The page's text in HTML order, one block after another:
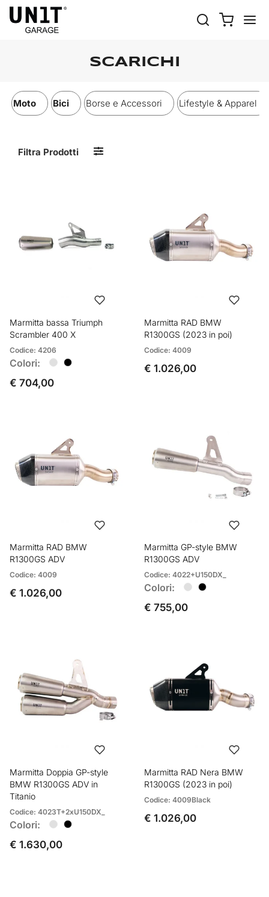
SCARICHI
Moto Bici Borse e Accessori Lifestyle & Apparel
Filtra Prodotti
Marmitta bassa Triumph
Scrambler 400 X
Codice: 4206
Colori:
€ 704,00
Marmitta RAD BMW
R1300GS (2023 in poi)
Codice: 4009
€ 1.026,00
Marmitta RAD BMW
R1300GS ADV
Codice: 4009
€ 1.026,00
Marmitta GP-style BMW
R1300GS ADV
Codice: 4022+U150DX_
Colori:
€ 755,00
Marmitta Doppia GP-style
BMW R1300GS ADV in
Titanio
Codice: 4023T+2xU150DX_
Colori:
€ 1.630,00
Marmitta RAD Nera BMW
R1300GS (2023 in poi)
Codice: 4009Black
€ 1.026,00